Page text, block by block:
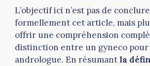
L’objectif ici n’est pas de conclure
formellement cet article, mais
offrir une compréhension
distinction entre un gyneco pour
andrologue. En résumant la